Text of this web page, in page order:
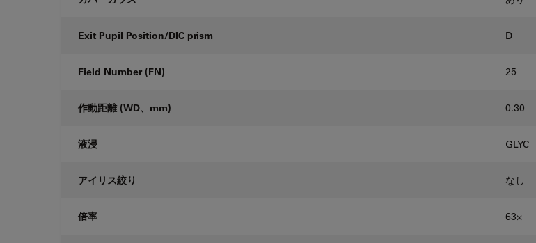
Exit Pupil Position/DIC prism D
Field Number (FN) 25
作動距離 (WD、mm) 0.30
液浸 GLYC
アイリス絞り なし
倍率 63⨉